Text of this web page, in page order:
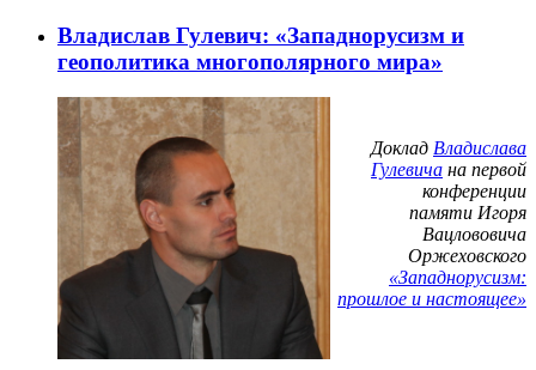
Владислав Гулевич: «Западнорусизм и
геополитика многополярного мира»
Доклад Владислава
Гулевича на первой
конференции
памяти Игоря
Вацлововича
Оржеховского
«Западнорусизм:
прошлое и настоящее»